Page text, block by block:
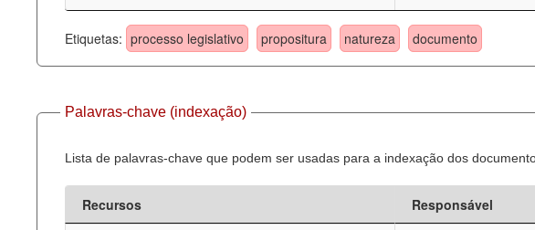
Etiquetas: processo legislativo propositura natureza documento
Palavras-chave (indexação)
Lista de palavras-chave que podem ser usadas para a indexação dos
Recursos Responsável